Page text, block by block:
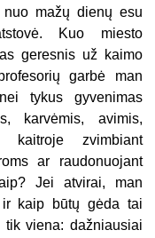
mažų dienų esu
Kuo miesto
geresnis už kaimo
garbė man
tykus gyvenimas
karvėmis, avimis,
kaitroje zvimbiant
ar raudonuojant
Jei atvirai, man
ir kaip būtų gėda tai
tik viena: dažniausiai